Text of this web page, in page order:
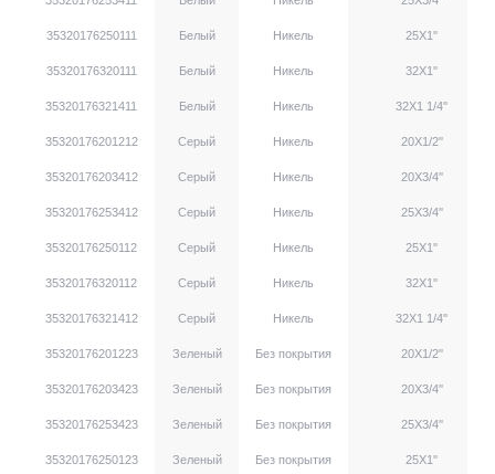
35320176250111 Белый Никель 25X1''
35320176320111 Белый Никель 32X1''
35320176321411 Белый Никель 32X1 1/4''
35320176201212 Серый Никель 20X1/2''
35320176203412 Серый Никель 20X3/4''
35320176253412 Серый Никель 25X3/4''
35320176250112 Серый Никель 25X1''
35320176320112 Серый Никель 32X1''
35320176321412 Серый Никель 32X1 1/4''
35320176201223 Зеленый Без покрытия 20X1/2''
35320176203423 Зеленый Без покрытия 20X3/4''
35320176253423 Зеленый Без покрытия 25X3/4''
35320176250123 Зеленый Без покрытия 25X1''